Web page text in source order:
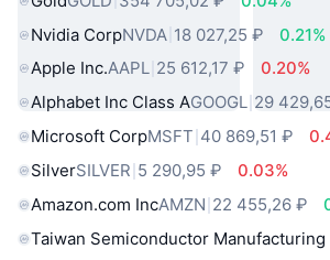
Nvidia CorpNVDA 18 027,25 ₽
0.21%
Apple Inc.AAPL 25 612,17 ₽
0.20%
Alphabet Inc Class AGOOGL 29
Microsoft CorpMSFT 40 869,51 ₽
SilverSILVER 5 290,95 ₽
0.03%
Amazon.com IncAMZN 22 455,26 ₽
Taiwan Semiconductor Manufacturing